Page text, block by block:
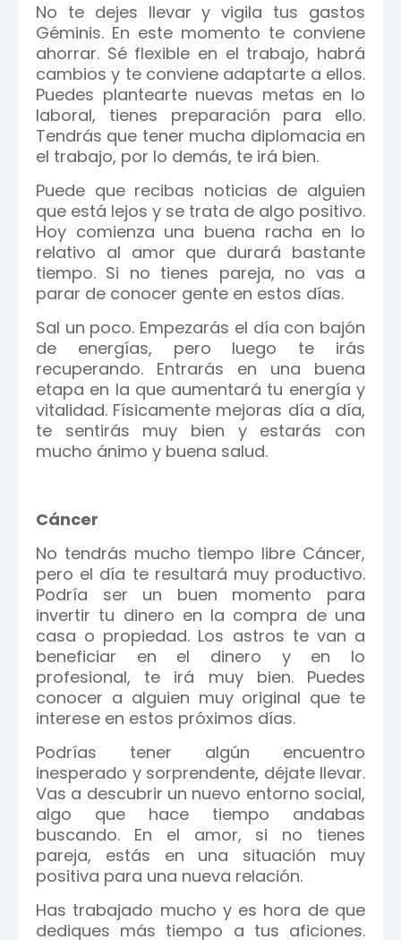
No te dejes llevar y vigila tus gastos
Géminis. En este momento te conviene
ahorrar. Sé flexible en el trabajo, habrá
cambios y te conviene adaptarte a ellos.
Puedes plantearte nuevas metas en lo
laboral, tienes preparación para ello.
Tendrás que tener mucha diplomacia en
el trabajo, por lo demás, te irá bien.
Puede que recibas noticias de alguien
que está lejos y se trata de algo positivo.
Hoy comienza una buena racha en lo
relativo al amor que durará bastante
tiempo. Si no tienes pareja, no vas a
parar de conocer gente en estos días.
Sal un poco. Empezarás el día con bajón
de energías, pero luego te irás
recuperando. Entrarás en una buena
etapa en la que aumentará tu energía y
vitalidad. Físicamente mejoras día a día,
te sentirás muy bien y estarás con
mucho ánimo y buena salud.
Cáncer
No tendrás mucho tiempo libre Cáncer,
pero el día te resultará muy productivo.
Podría ser un buen momento para
invertir tu dinero en la compra de una
casa o propiedad. Los astros te van a
beneficiar en el dinero y en lo
profesional, te irá muy bien. Puedes
conocer a alguien muy original que te
interese en estos próximos días.
Podrías tener algún encuentro
inesperado y sorprendente, déjate llevar.
Vas a descubrir un nuevo entorno social,
algo que hace tiempo andabas
buscando. En el amor, si no tienes
pareja, estás en una situación muy
positiva para una nueva relación.
Has trabajado mucho y es hora de que
dediques más tiempo a tus aficiones.